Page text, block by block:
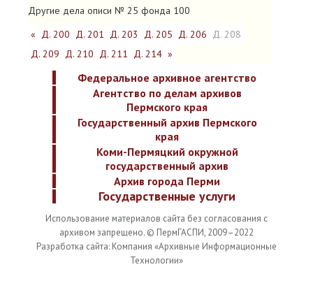
Другие дела описи № 25 фонда 100
« Д. 200 Д. 201 Д. 203 Д. 205 Д. 206 Д. 208
Д. 209 Д. 210 Д. 211 Д. 214 »
Федеральное архивное агентство
Агентство по делам архивов
Пермского края
Государственный архив Пермского
края
Коми-Пермяцкий окружной
государственный архив
Архив города Перми
Государственные услуги
Использование материалов сайта без согласования с
архивом запрещено. © ПермГАСПИ, 2009–2022
Разработка сайта: Компания «Архивные Информационные
Технологии»